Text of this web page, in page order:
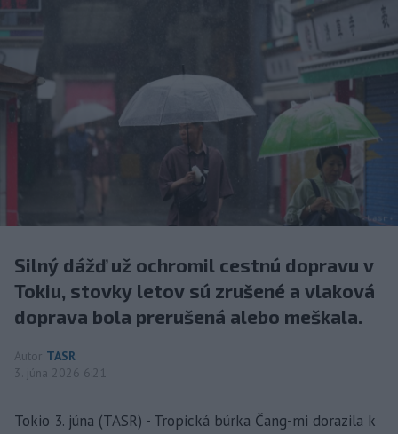
Silný dážď už ochromil cestnú dopravu v
Tokiu, stovky letov sú zrušené a vlaková
doprava bola prerušená alebo meškala.
Autor TASR
3. júna 2026 6:21
Tokio 3. júna (TASR) - Tropická búrka Čang-mi dorazila k